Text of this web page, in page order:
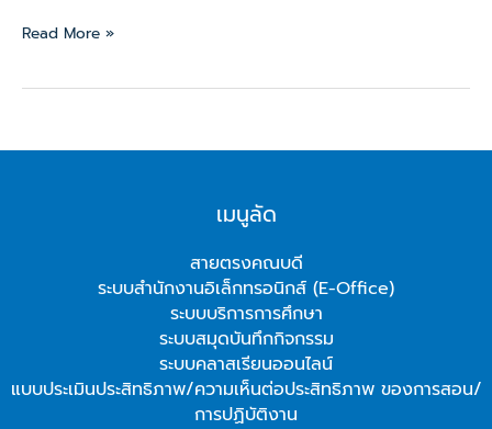
Read More »
เมนูลัด
สายตรงคณบดี
ระบบสำนักงานอิเล็กทรอนิกส์ (E-Office)
ระบบบริการการศึกษา
ระบบสมุดบันทึกกิจกรรม
ระบบคลาสเรียนออนไลน์
แบบประเมินประสิทธิภาพ/ความเห็นต่อประสิทธิภาพ ของการสอน/
การปฏิบัติงาน